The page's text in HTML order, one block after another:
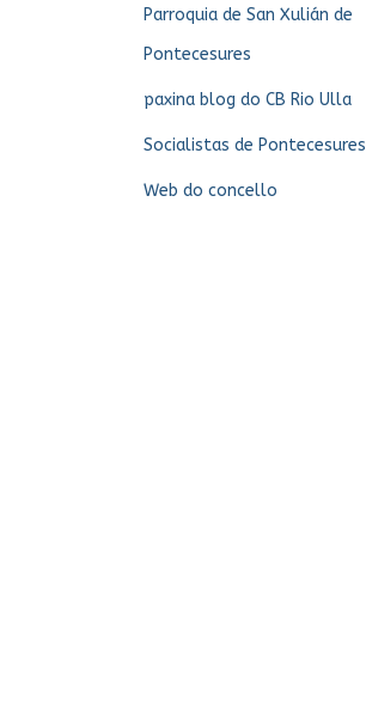
Parroquia de San Xulián de
Pontecesures
paxina blog do CB Rio Ulla
Socialistas de Pontecesures
Web do concello